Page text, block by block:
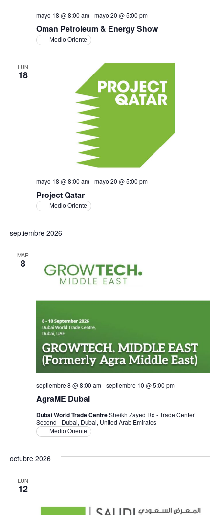
Oman Petroleum & Energy Show
mayo 18 @ 8:00 am-mayo 20 @ 5:00 pm
Medio Oriente
LUN
18
Project Qatar
mayo 18 @ 8:00 am-mayo 20 @ 5:00 pm
Medio Oriente
septiembre 2026
MAR
8
AgraME Dubai
septiembre 8 @ 8:00 am-septiembre 10 @ 5:00 pm
Dubai World Trade CentreSheikh Zayed Rd - Trade Center
Second - Dubai, Dubai, United Arab Emirates
Medio Oriente
octubre 2026
LUN
12